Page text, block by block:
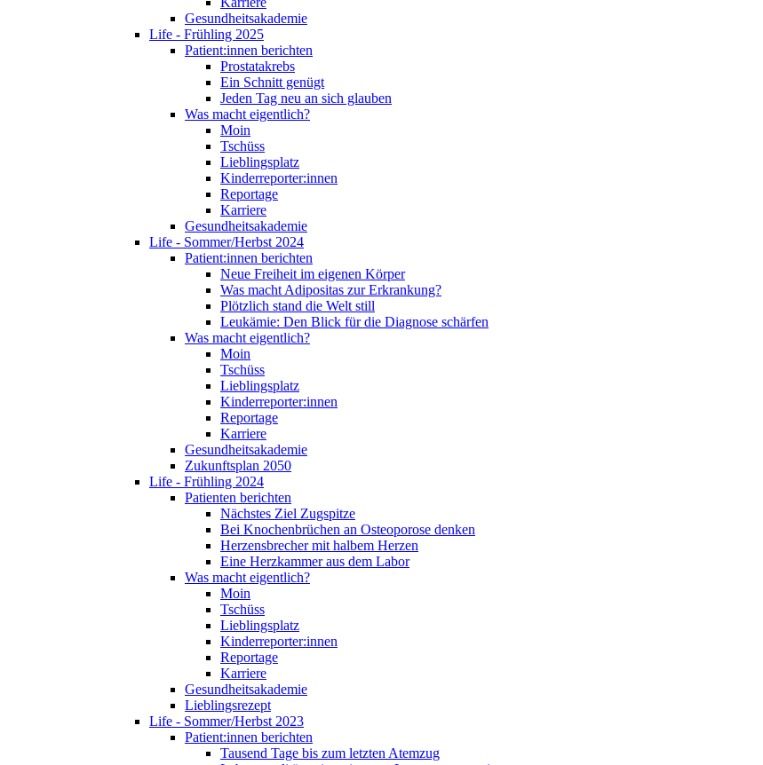
Gesundheitsakademie
Life - Frühling 2025
Patient:innen berichten
Prostatakrebs
Ein Schnitt genügt
Jeden Tag neu an sich glauben
Was macht eigentlich?
Moin
Tschüss
Lieblingsplatz
Kinderreporter:innen
Reportage
Karriere
Gesundheitsakademie
Life - Sommer/Herbst 2024
Patient:innen berichten
Neue Freiheit im eigenen Körper
Was macht Adipositas zur Erkrankung?
Plötzlich stand die Welt still
Leukämie: Den Blick für die Diagnose schärfen
Was macht eigentlich?
Moin
Tschüss
Lieblingsplatz
Kinderreporter:innen
Reportage
Karriere
Gesundheitsakademie
Zukunftsplan 2050
Life - Frühling 2024
Patienten berichten
Nächstes Ziel Zugspitze
Bei Knochenbrüchen an Osteoporose denken
Herzensbrecher mit halbem Herzen
Eine Herzkammer aus dem Labor
Was macht eigentlich?
Moin
Tschüss
Lieblingsplatz
Kinderreporter:innen
Reportage
Karriere
Gesundheitsakademie
Lieblingsrezept
Life - Sommer/Herbst 2023
Patient:innen berichten
Tausend Tage bis zum letzten Atemzug